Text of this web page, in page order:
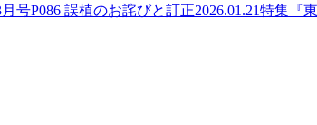
号P086 誤植のお詫びと訂正2026.01.21特集 『